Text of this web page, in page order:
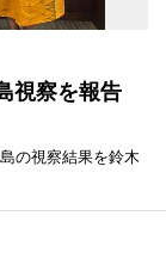
視察を報告
の視察結果を鈴木